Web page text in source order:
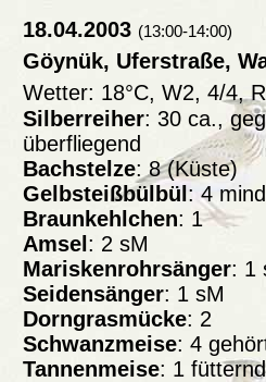
18.04.2003 (13:00-14:00)
Göynük, Uferstraße,
Wetter: 18°C, W2, 4/4,
Silberreiher: 30 ca.,
überfliegend
Bachstelze: 8 (Küste)
Gelbsteißbülbül : 4
Braunkehlchen: 1
Amsel : 2 sM
Mariskenrohrsänger: 1
Seidensänger: 1 sM
Dorngrasmücke: 2
Schwanzmeise: 4
Tannenmeise: 1